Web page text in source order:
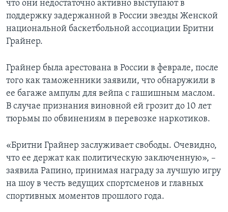
что они недостаточно активно выступают в
поддержку задержанной в России звезды Женской
национальной баскетбольной ассоциации Бритни
Грайнер.
Грайнер была арестована в России в феврале, после
того как таможенники заявили, что обнаружили в
ее багаже ампулы для вейпа с гашишным маслом.
В случае признания виновной ей грозит до 10 лет
тюрьмы по обвинениям в перевозке наркотиков.
«Бритни Грайнер заслуживает свободы. Очевидно,
что ее держат как политическую заключенную», –
заявила Рапино, принимая награду за лучшую игру
на шоу в честь ведущих спортсменов и главных
спортивных моментов прошлого года.